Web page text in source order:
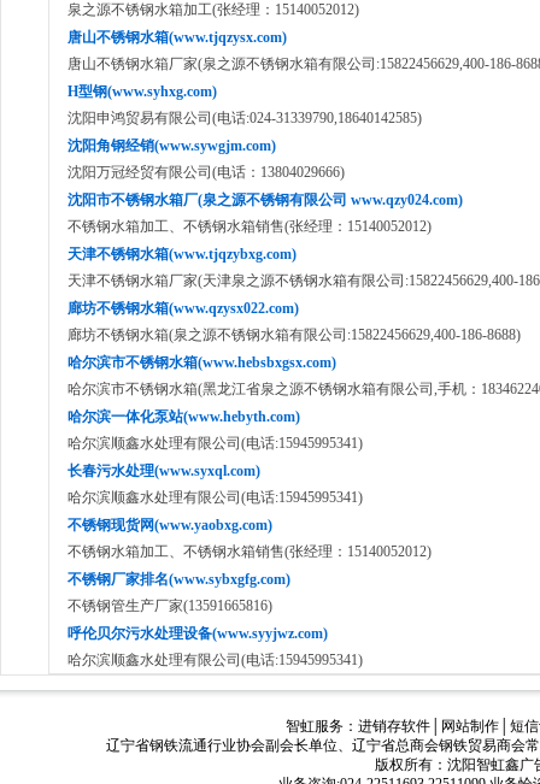
泉之源不锈钢水箱加工(张经理：15140052012)
唐山不锈钢水箱(www.tjqzysx.com)
唐山不锈钢水箱厂家(泉之源不锈钢水箱有限公司:15822456629,400-186-
H型钢(www.syhxg.com)
沈阳申鸿贸易有限公司(电话:024-31339790,18640142585)
沈阳角钢经销(www.sywgjm.com)
沈阳万冠经贸有限公司(电话：13804029666)
沈阳市不锈钢水箱厂(泉之源不锈钢有限公司 www.qzy024.com)
不锈钢水箱加工、不锈钢水箱销售(张经理：15140052012)
天津不锈钢水箱(www.tjqzybxg.com)
天津不锈钢水箱厂家(天津泉之源不锈钢水箱有限公司:15822456629,400-
廊坊不锈钢水箱(www.qzysx022.com)
廊坊不锈钢水箱(泉之源不锈钢水箱有限公司:15822456629,400-186-8688)
哈尔滨市不锈钢水箱(www.hebsbxgsx.com)
哈尔滨市不锈钢水箱(黑龙江省泉之源不锈钢水箱有限公司,手机：
哈尔滨一体化泵站(www.hebyth.com)
哈尔滨顺鑫水处理有限公司(电话:15945995341)
长春污水处理(www.syxql.com)
哈尔滨顺鑫水处理有限公司(电话:15945995341)
不锈钢现货网(www.yaobxg.com)
不锈钢水箱加工、不锈钢水箱销售(张经理：15140052012)
不锈钢厂家排名(www.sybxgfg.com)
不锈钢管生产厂家(13591665816)
呼伦贝尔污水处理设备(www.syyjwz.com)
哈尔滨顺鑫水处理有限公司(电话:15945995341)
智虹服务：进销存软件 网站制作 │短
辽宁省钢铁流通行业协会副会长单位、辽宁省总商会钢铁贸易商会
版权所有：沈阳智虹鑫广